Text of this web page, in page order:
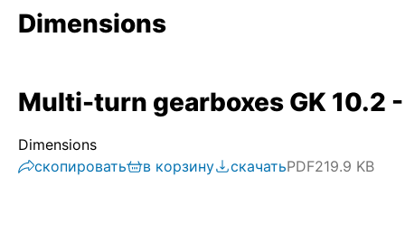
Dimensions
Multi-turn gearboxes GK 10.2
Dimensions
скопировать
в корзину скачатьPDF219.9 KB